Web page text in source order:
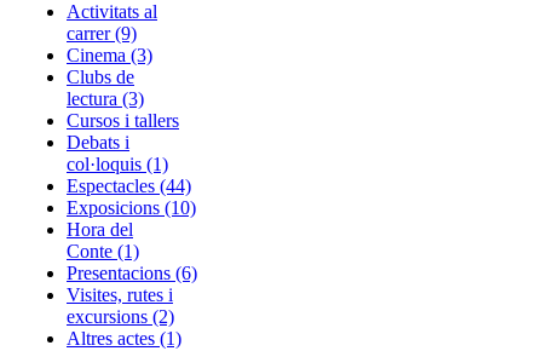
Activitats al
carrer (9)
Cinema (3)
Clubs de
lectura (3)
Cursos i tallers
Debats i
col·loquis (1)
Espectacles (44)
Exposicions (10)
Hora del
Conte (1)
Presentacions (6)
Visites, rutes i
excursions (2)
Altres actes (1)